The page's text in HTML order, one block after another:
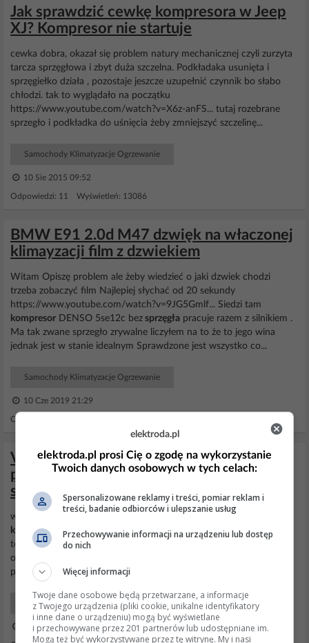
Jak sprawdzić cewkę kompresora w Jeep
XJ? Kompresor nie startuje
cewka dobra, okazał się problem natury mechanicznej czyli zurzyta
tarcza sprzęgłowa i zbyt duża szczelna. Podkładaka usunięta i
sprzęgiełko działa , pozostaje jeszcze uzupełnić czynnik bo słabo
chłodzi. tak to wyglądało na początku
https://www.youtube.com/watch?v=X6z-anFS... tutaj rozebrane
sprzegło i podkładka do uśnięcia żeby zmniejszyć szczelinę...
Samochody Klimatyzacje Ogrzewanie
10 Sie 2015 09:52
Odpowiedzi: 11 Wyświetleń: 13086
BMW E91 2.0d M47 dzwięk na właczonej
klimayzacji film z dzwiekiem
Witam Opiszę problem ale żeby wiedzieć o jaki dzwiek chodzi
trzeba zobaczyć film Najlepiej słychać od 20 sekundy
https://www.youtube.com/watch?v=9JG5Gmlf... Siedzi tam
kompresor DENSO 5se12c bez sprzęgła pracuje razem z silnikiem .
Ma tak zwane sprzegło zrywalne liczyłem na to że to jego wina
jednak jest w stanie idealnym Sprawdzone jest wszystko co...
Samochody Klimatyzacje Ogrzewanie
10 Cze 2019 21:29
Odpowiedzi: 2 Wyświetleń: 1656
VW Sharan 99 1.9TDI 90KM ANU szarpie
przy przyspieszaniu, brak błędów, co
sprawdzić?
wymieniłem sterownik silnika zaślepiłem EGR odłączyłem
kompresor
klimy odłączyłem zaworek sterujący turbiną gdyby byo
to jakieś łożysko lub coś z kołami to wykazałoby to na hamowni w
oporacz toczenia stawiam na sprzegło z kołem dwumasowym ale
pewności nie mam
Samochody Elektryka i elektronika
25 Gru 2007 19:25
elektroda.pl
elektroda.pl prosi Cię o zgodę na wykorzystanie
Twoich danych osobowych w tych celach:
Spersonalizowane reklamy i treści, pomiar reklam i
treści, badanie odbiorców i ulepszanie usług
Przechowywanie informacji na urządzeniu lub dostęp
do nich
Więcej informacji
Twoje dane osobowe będą przetwarzane, a informacje
z Twojego urządzenia (pliki cookie, unikalne identyfikatory
i inne dane o urządzeniu) mogą być wyświetlane
i przechowywane przez 201 partnerów lub udostępniane im.
Mogą też być wykorzystywane przez tę witrynę. My i nasi